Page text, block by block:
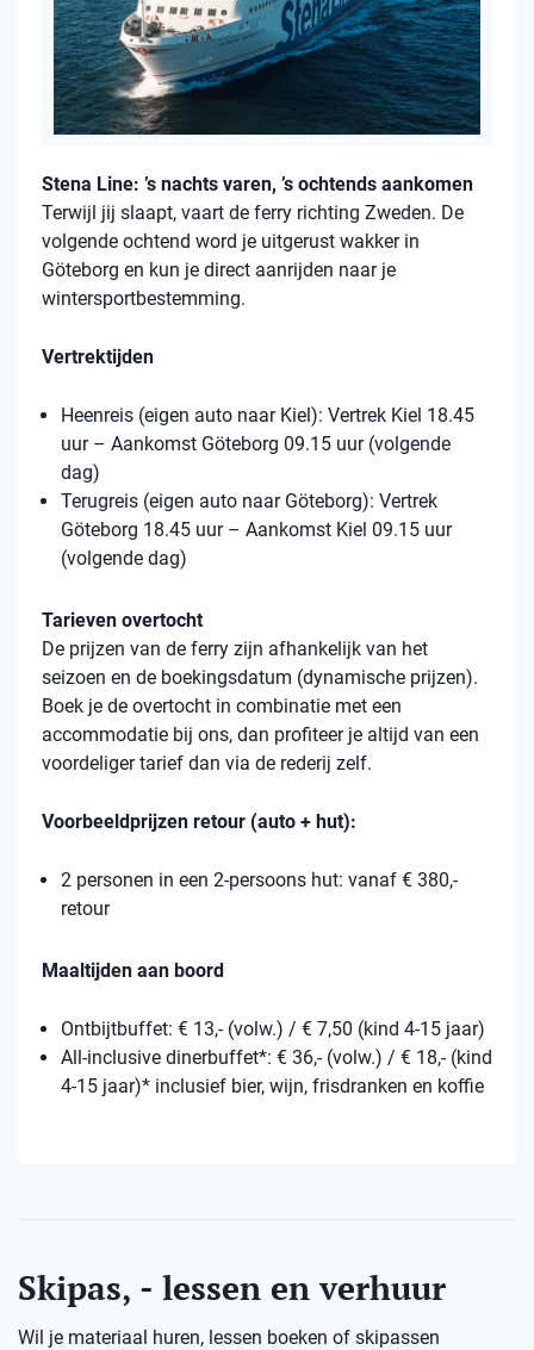
Stena Line: ’s nachts varen, ’s ochtends aankomen
Terwijl jij slaapt, vaart de ferry richting Zweden. De
volgende ochtend word je uitgerust wakker in
Göteborg en kun je direct aanrijden naar je
wintersportbestemming.
Vertrektijden
Heenreis (eigen auto naar Kiel): Vertrek Kiel 18.45
uur – Aankomst Göteborg 09.15 uur (volgende
dag)
Terugreis (eigen auto naar Göteborg): Vertrek
Göteborg 18.45 uur – Aankomst Kiel 09.15 uur
(volgende dag)
Tarieven overtocht
De prijzen van de ferry zijn afhankelijk van het
seizoen en de boekingsdatum (dynamische prijzen).
Boek je de overtocht in combinatie met een
accommodatie bij ons, dan profiteer je altijd van een
voordeliger tarief dan via de rederij zelf.
Voorbeeldprijzen retour (auto + hut):
2 personen in een 2-persoons hut: vanaf € 380,-
retour
Maaltijden aan boord
Ontbijtbuffet: € 13,- (volw.) / € 7,50 (kind 4-15 jaar)
All-inclusive dinerbuffet*: € 36,- (volw.) / € 18,- (kind
4-15 jaar)* inclusief bier, wijn, frisdranken en koffie
Skipas, - lessen en verhuur
Wil je materiaal huren, lessen boeken of skipassen